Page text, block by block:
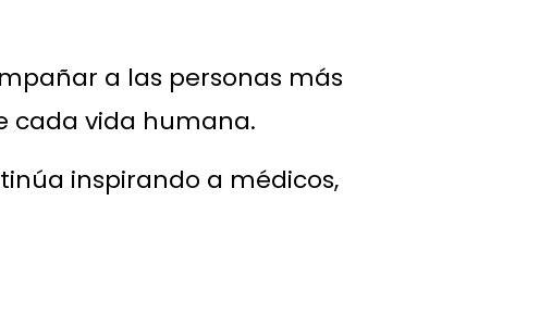
a las personas más
cada vida humana.
inspirando a médicos,